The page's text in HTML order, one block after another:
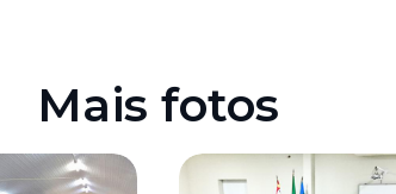
Mais fotos